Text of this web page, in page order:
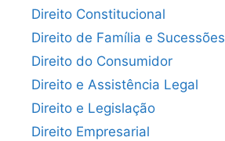
Direito Constitucional
Direito de Família e Sucessões
Direito do Consumidor
Direito e Assistência Legal
Direito e Legislação
Direito Empresarial